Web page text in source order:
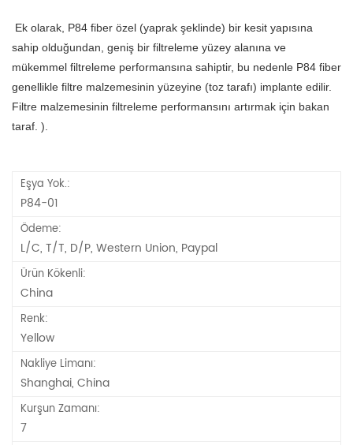
sahip olduğundan, geniş bir filtreleme yüzey alanına ve
mükemmel filtreleme performansına sahiptir, bu nedenle P84 fiber
genellikle filtre malzemesinin yüzeyine (toz tarafı) implante edilir.
Filtre malzemesinin filtreleme performansını artırmak için bakan
taraf. ).
Eşya Yok.:
P84-01
Ödeme:
L/C, T/T, D/P, Western Union, Paypal
Ürün Kökenli:
China
Renk:
Yellow
Nakliye Limanı:
Shanghai, China
Kurşun Zamanı:
7